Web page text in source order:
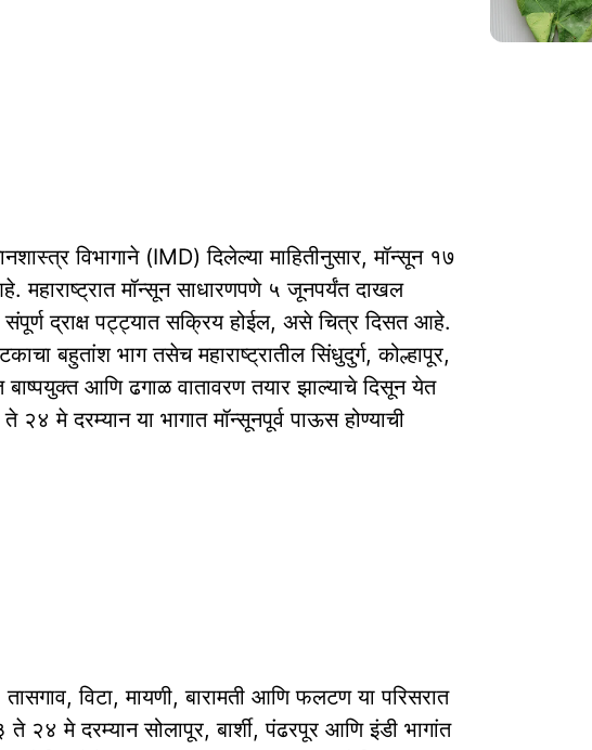
विभागाने (IMD) दिलेल्या माहितीनुसार, मॉन्सून १७
महाराष्ट्रात मॉन्सून साधारणपणे ५ जूनपर्यंत दाखल
द्राक्ष पट्ट्यात सक्रिय होईल, असे चित्र दिसत आहे.
बहुतांश भाग तसेच महाराष्ट्रातील सिंधुदुर्ग, कोल्हापूर,
बाष्पयुक्त आणि ढगाळ वातावरण तयार झाल्याचे दिसून येत
मे दरम्यान या भागात मॉन्सूनपूर्व पाऊस होण्याची
विटा, मायणी, बारामती आणि फलटण या परिसरात
२४ मे दरम्यान सोलापूर, बार्शी, पंढरपूर आणि इंडी भागांत